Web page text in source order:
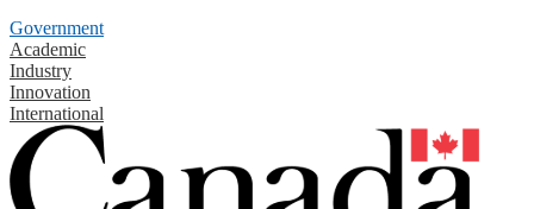
Government
Academic
Industry
Innovation
International